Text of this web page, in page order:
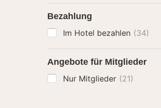
Bezahlung
Im Hotel bezahlen (34)
Angebote für Mitglieder
Nur Mitglieder (21)